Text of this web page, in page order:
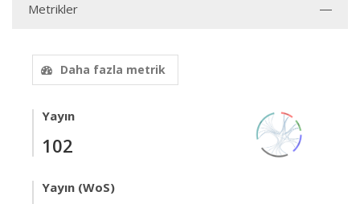
Metrikler
Daha fazla metrik
Yayın
102
Yayın (WoS)